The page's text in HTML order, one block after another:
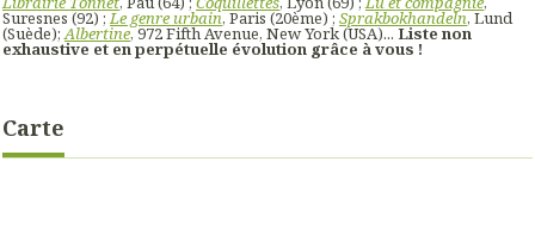
Suresnes (92) ;Le genre urbain, Paris (20ème) ; Sprakbokhandeln, Lund
(Suède);Albertine, 972 Fifth Avenue, New York (USA)...Liste non
exhaustive et en perpétuelle évolution grâce à vous !
Carte